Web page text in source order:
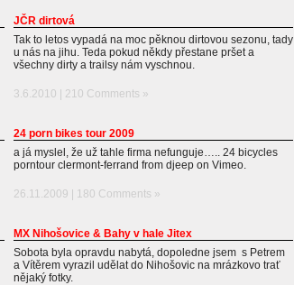
JČR dirtová
Tak to letos vypadá na moc pěknou dirtovou sezonu, tady
u nás na jihu. Teda pokud někdy přestane pršet a
všechny dirty a trailsy nám vyschnou.
3.6.2010 | 210 Comments »
24 porn bikes tour 2009
a já myslel, že už tahle firma nefunguje….. 24 bicycles
porntour clermont-ferrand from djeep on Vimeo.
26.11.2009 | 180 Comments »
MX Nihošovice & Bahy v hale Jitex
Sobota byla opravdu nabytá, dopoledne jsem s Petrem
a Vítěrem vyrazil udělat do Nihošovic na mrázkovo trať
nějaký fotky.